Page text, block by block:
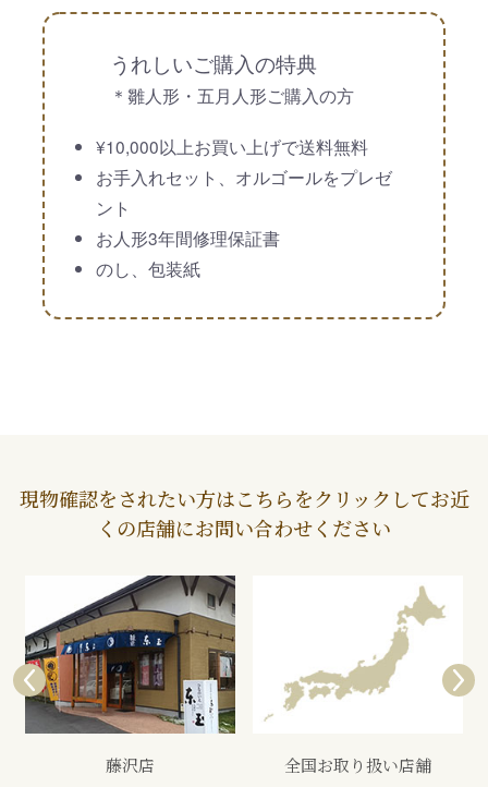
うれしいご購入の特典
＊雛人形・五月人形ご購入の方
¥10,000以上お買い上げで送料無料
お手入れセット、オルゴールをプレゼ
ント
お人形3年間修理保証書
のし、包装紙
現物確認をされたい方はこちらをクリックしてお近
くの店舗にお問い合わせください
全国お取り扱い店舗 展示会